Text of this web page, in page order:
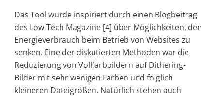
Das Tool wurde inspiriert durch einen Blogbeitrag
des Low-Tech Magazine [4] über Möglichkeiten, den
Energieverbrauch beim Betrieb von Websites zu
senken. Eine der diskutierten Methoden war die
Reduzierung von Vollfarbbildern auf Dithering-
Bilder mit sehr wenigen Farben und folglich
kleineren Dateigrößen. Natürlich stehen auch